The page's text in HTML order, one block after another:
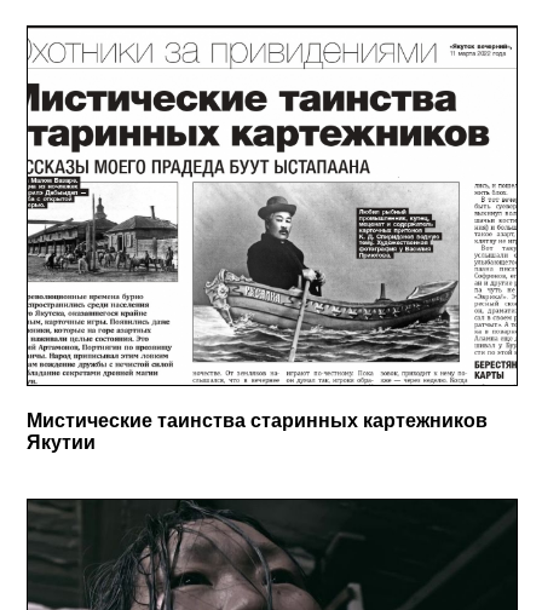
Мистические таинства старинных картежников
Якутии